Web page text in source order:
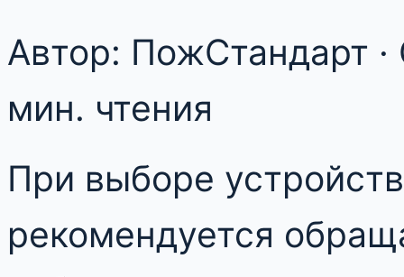
Автор: ПожСтандарт ·
мин. чтения
При выборе
рекомендуется